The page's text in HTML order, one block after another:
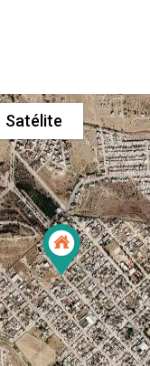
Satélite